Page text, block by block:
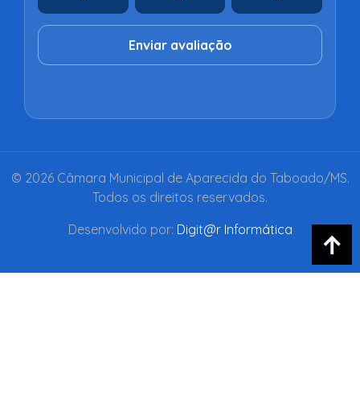
Enviar avaliação
© 2026 Câmara Municipal de Aparecida do Taboado/MS.
Todos os direitos reservados.
Desenvolvido por: Digit@r Informática